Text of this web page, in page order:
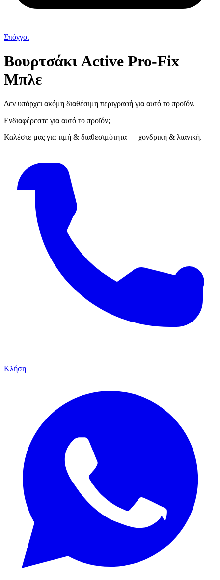
Σπόγγοι
Βουρτσάκι Active Pro-Fix
Μπλε
Δεν υπάρχει ακόμη διαθέσιμη περιγραφή για αυτό το προϊόν.
Ενδιαφέρεστε για αυτό το προϊόν;
Καλέστε μας για τιμή & διαθεσιμότητα — χονδρική & λιανική.
Κλήση